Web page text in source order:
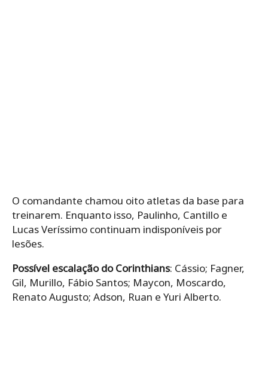
O comandante chamou oito atletas da base para
treinarem. Enquanto isso, Paulinho, Cantillo e
Lucas Veríssimo continuam indisponíveis por
lesões.
Possível escalação do Corinthians: Cássio; Fagner,
Gil, Murillo, Fábio Santos; Maycon, Moscardo,
Renato Augusto; Adson, Ruan e Yuri Alberto.